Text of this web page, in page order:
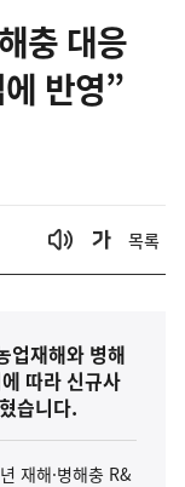
충 대응
반영”
목록
업재해와 병해
따라 신규사
습니다.
재해·병해충 R&